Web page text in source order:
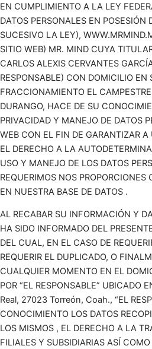
EN CUMPLIMIENTO A LA LEY
DATOS PERSONALES EN POSESIÓN
SUCESIVO LA LEY),
SITIO WEB) MR. MIND CUYA
CARLOS ALEXIS CERVANTES
RESPONSABLE) CON DOMICILIO
FRACCIONAMIENTO EL
DURANGO, HACE DE SU
PRIVACIDAD Y MANEJO DE DATOS
WEB CON EL FIN DE GARANTIZAR
EL DERECHO A LA
USO Y MANEJO DE LOS DATOS
REQUERIMOS NOS
EN NUESTRA BASE DE DATOS .
AL RECABAR SU INFORMACIÓN Y
HA SIDO INFORMADO DEL
DEL CUAL, EN EL CASO DE
REQUERIR EL DUPLICADO, O
CUALQUIER MOMENTO EN EL
POR “EL RESPONSABLE” UBICADO
Real, 27023 Torreón, Coah., “EL
CONOCIMIENTO LOS DATOS
LOS MISMOS , EL DERECHO A LA
FILIALES Y SUBSIDIARIAS ASÍ